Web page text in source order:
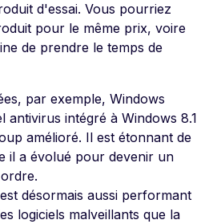
d'essai. Vous pourriez
pour le même prix, voire
de prendre le temps de
par exemple, Windows
antivirus intégré à Windows 8.1
amélioré. Il est étonnant de
il a évolué pour devenir un
désormais aussi performant
logiciels malveillants que la